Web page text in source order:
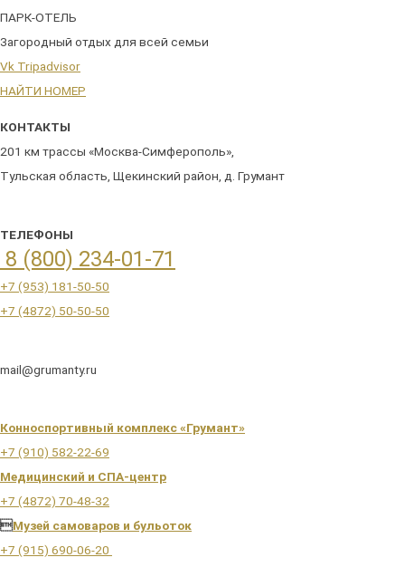
ПАРК-ОТЕЛЬ
Загородный отдых для всей семьи
Vk Tripadvisor
НАЙТИ НОМЕР
КОНТАКТЫ
201 км трассы «Москва-Симферополь»,
Тульская область, Щекинский район, д. Грумант
ТЕЛЕФОНЫ
8 (800) 234-01-71
+7 (953) 181-50-50
+7 (4872) 50-50-50
mail@grumanty.ru
Конноспортивный комплекс «Грумант»
+7 (910) 582-22-69
Медицинский и СПА-центр
+7 (4872) 70-48-32
Музей самоваров и бульоток
+7 (915) 690-06-20